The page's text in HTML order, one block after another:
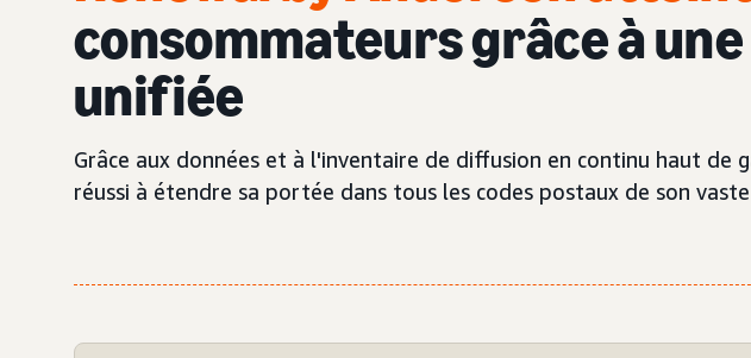
consommateurs grâce à
unifiée
Grâce aux données et à l'inventaire de diffusion en continu haut de
réussi à étendre sa portée dans tous les codes postaux de son